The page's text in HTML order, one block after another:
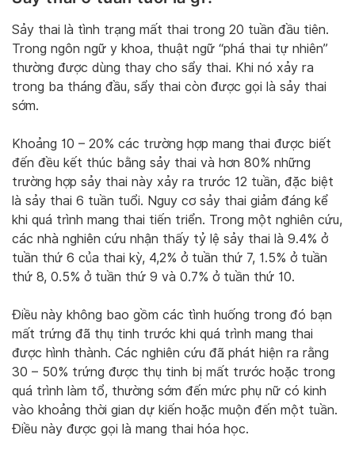
Sảy thai là tình trạng mất thai trong 20 tuần đầu tiên.
Trong ngôn ngữ y khoa, thuật ngữ “phá thai tự nhiên”
thường được dùng thay cho sẩy thai. Khi nó xảy ra
trong ba tháng đầu, sẩy thai còn được gọi là sảy thai
sớm.
Khoảng 10 – 20% các trường hợp mang thai được biết
đến đều kết thúc bằng sảy thai và hơn 80% những
trường hợp sảy thai này xảy ra trước 12 tuần, đặc biệt
là sảy thai 6 tuần tuổi. Nguy cơ sảy thai giảm đáng kể
khi quá trình mang thai tiến triển. Trong một nghiên cứu,
các nhà nghiên cứu nhận thấy tỷ lệ sảy thai là 9.4% ở
tuần thứ 6 của thai kỳ, 4,2% ở tuần thứ 7, 1.5% ở tuần
thứ 8, 0.5% ở tuần thứ 9 và 0.7% ở tuần thứ 10.
Điều này không bao gồm các tình huống trong đó bạn
mất trứng đã thụ tinh trước khi quá trình mang thai
được hình thành. Các nghiên cứu đã phát hiện ra rằng
30 – 50% trứng được thụ tinh bị mất trước hoặc trong
quá trình làm tổ, thường sớm đến mức phụ nữ có kinh
vào khoảng thời gian dự kiến hoặc muộn đến một tuần.
Điều này được gọi là mang thai hóa học.